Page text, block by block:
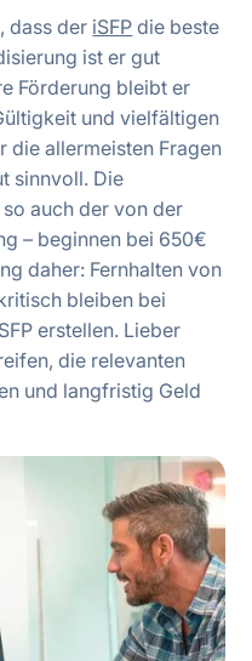
dass der iSFP die beste
ist er gut
Förderung bleibt er
und vielfältigen
die allermeisten Fragen
sinnvoll. Die
auch der von der
– beginnen bei 650€
daher: Fernhalten von
bleiben bei
erstellen. Lieber
die relevanten
und langfristig Geld